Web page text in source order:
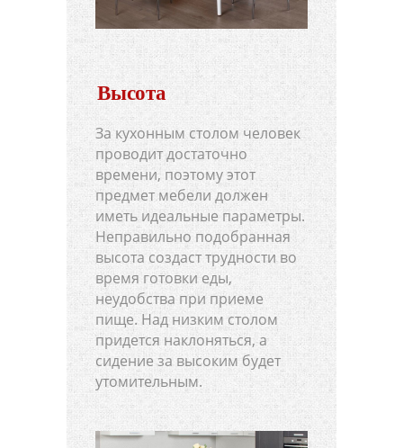
Высота
За кухонным столом человек
проводит достаточно
времени, поэтому этот
предмет мебели должен
иметь идеальные параметры.
Неправильно подобранная
высота создаст трудности во
время готовки еды,
неудобства при приеме
пище. Над низким столом
придется наклоняться, а
сидение за высоким будет
утомительным.